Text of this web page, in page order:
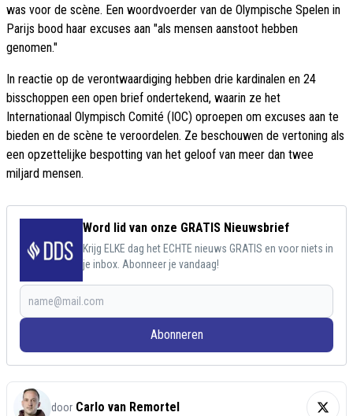
was voor de scène. Een woordvoerder van de Olympische Spelen in
Parijs bood haar excuses aan "als mensen aanstoot hebben
genomen."
In reactie op de verontwaardiging hebben drie kardinalen en 24
bisschoppen een open brief ondertekend, waarin ze het
Internationaal Olympisch Comité (IOC) oproepen om excuses aan te
bieden en de scène te veroordelen. Ze beschouwen de vertoning als
een opzettelijke bespotting van het geloof van meer dan twee
miljard mensen.
Word lid van onze GRATIS Nieuwsbrief
Krijg ELKE dag het ECHTE nieuws GRATIS en voor niets in
je inbox. Abonneer je vandaag!
Abonneren
door Carlo van Remortel